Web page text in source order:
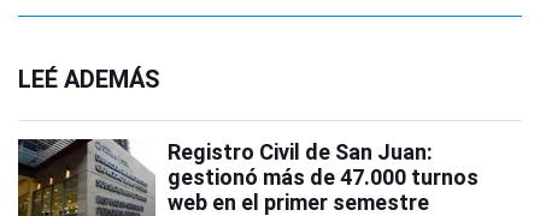
LEÉ ADEMÁS
Registro Civil de San Juan:
gestionó más de 47.000 turnos
web en el primer semestre